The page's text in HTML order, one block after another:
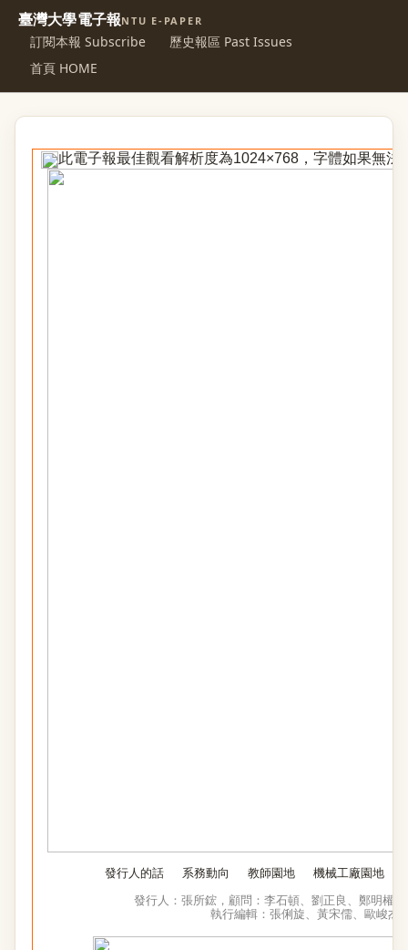
臺灣大學電子報NTU E-PAPER
訂閱本報 Subscribe
歷史報區 Past Issues
首頁 HOME
此電子報最佳觀看解析度為1024×768，字體如果無法
發行人的話 系務動向 教師園地 機械工廠園地
發行人：張所鋐， 顧問：李石頓、劉正良、鄭明權
執行編輯：張俐旋、黃宋儒、歐峻